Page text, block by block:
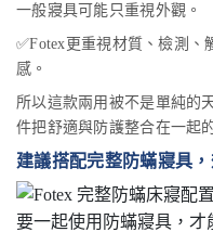
一般寢具可能只重視外觀。
✅Fotex更重視材質、檢測
感。
所以這款兩用被不是單純的
件把舒適與防護整合在一起
建議搭配完整防蟎寢具